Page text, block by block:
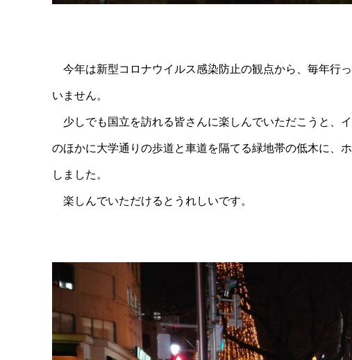
今年は新型コロナウイルス感染防止の観点から、毎年行
いません。
少しでも国立を訪れる皆さんに楽しんでいただこうと、
のほかに大学通りの歩道と車道を隔てる緑地帯の低木に、
しました。
楽しんでいただけるとうれしいです。